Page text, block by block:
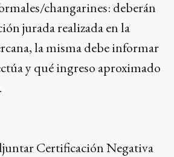
changarines: deberán
jurada realizada en la
la misma debe informar
y qué ingreso aproximado
Certificación Negativa